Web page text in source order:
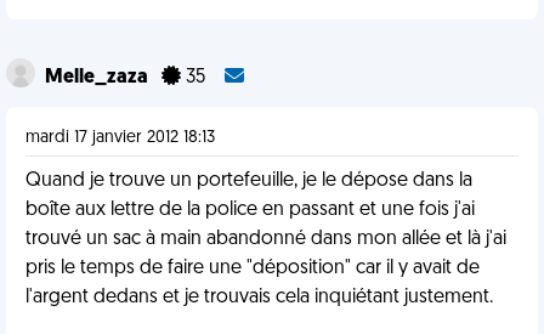
Melle_zaza 35
mardi 17 janvier 2012 18:13
Quand je trouve un portefeuille, je le dépose dans la
boîte aux lettre de la police en passant et une fois j'ai
trouvé un sac à main abandonné dans mon allée et là j'ai
pris le temps de faire une "déposition" car il y avait de
l'argent dedans et je trouvais cela inquiétant justement.